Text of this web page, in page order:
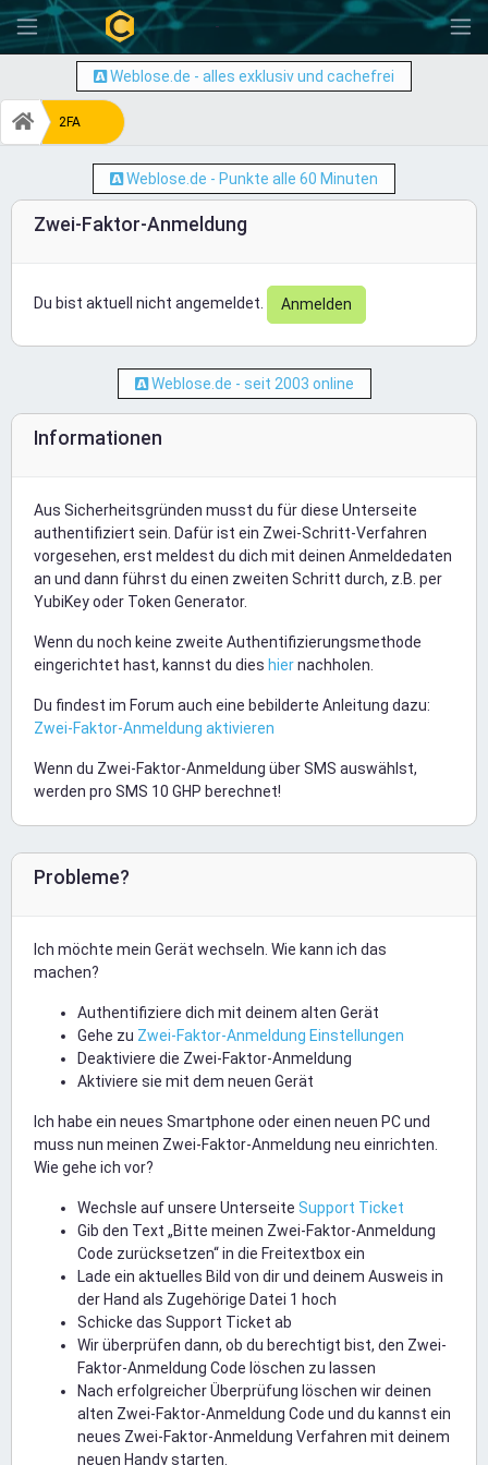
-
Weblose.de - alles exklusiv und cachefrei
2FA
Weblose.de - Punkte alle 60 Minuten
Zwei-Faktor-Anmeldung
Du bist aktuell nicht angemeldet. Anmelden
Weblose.de - seit 2003 online
Informationen
Aus Sicherheitsgründen musst du für diese Unterseite
authentifiziert sein. Dafür ist ein Zwei-Schritt-Verfahren
vorgesehen, erst meldest du dich mit deinen Anmeldedaten
an und dann führst du einen zweiten Schritt durch, z.B. per
YubiKey oder Token Generator.
Wenn du noch keine zweite Authentifizierungsmethode
eingerichtet hast, kannst du dies hiernachholen.
Du findest im Forum auch eine bebilderte Anleitung dazu:
Zwei-Faktor-Anmeldung aktivieren
Wenn du Zwei-Faktor-Anmeldung über SMS auswählst,
werden pro SMS 10 GHP berechnet!
Probleme?
Ich möchte mein Gerät wechseln. Wie kann ich das
machen?
Authentifiziere dich mit deinem alten Gerät
Gehe zu Zwei-Faktor-Anmeldung Einstellungen
Deaktiviere die Zwei-Faktor-Anmeldung
Aktiviere sie mit dem neuen Gerät
Ich habe ein neues Smartphone oder einen neuen PC und
muss nun meinen Zwei-Faktor-Anmeldung neu einrichten.
Wie gehe ich vor?
Wechsle auf unsere Unterseite Support Ticket
Gib den Text „Bitte meinen Zwei-Faktor-Anmeldung
Code zurücksetzen“ in die Freitextbox ein
Lade ein aktuelles Bild von dir und deinem Ausweis in
der Hand als Zugehörige Datei 1 hoch
Schicke das Support Ticket ab
Wir überprüfen dann, ob du berechtigt bist, den Zwei-
Faktor-Anmeldung Code löschen zu lassen
Nach erfolgreicher Überprüfung löschen wir deinen
alten Zwei-Faktor-Anmeldung Code und du kannst ein
neues Zwei-Faktor-Anmeldung Verfahren mit deinem
neuen Handy starten.